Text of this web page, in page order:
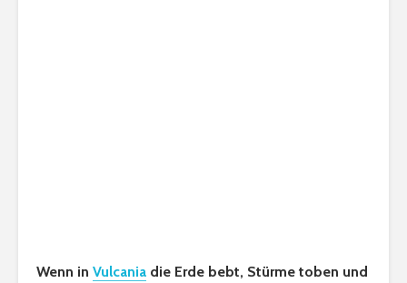
Wenn in Vulcania die Erde bebt, Stürme toben und